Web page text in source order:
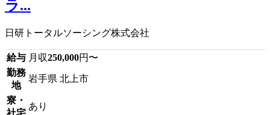
ラ...
日研トータルソーシング株式会社
給与 月収250,000円〜
勤務
地
岩手県 北上市
寮・
社宅
あり